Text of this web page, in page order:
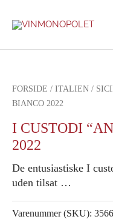
FORSIDE / ITALIEN /
BIANCO 2022
I CUSTODI
2022
De entusiastiske I
uden tilsat …
Varenummer (SKU):